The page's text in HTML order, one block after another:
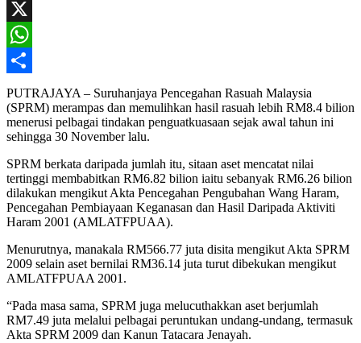
Facebook
X
WhatsApp
Share
PUTRAJAYA – Suruhanjaya Pencegahan Rasuah Malaysia
(SPRM) merampas dan memulihkan hasil rasuah lebih RM8.4 bilion
menerusi pelbagai tindakan penguatkuasaan sejak awal tahun ini
sehingga 30 November lalu.
SPRM berkata daripada jumlah itu, sitaan aset mencatat nilai
tertinggi membabitkan RM6.82 bilion iaitu sebanyak RM6.26 bilion
dilakukan mengikut Akta Pencegahan Pengubahan Wang Haram,
Pencegahan Pembiayaan Keganasan dan Hasil Daripada Aktiviti
Haram 2001 (AMLATFPUAA).
Menurutnya, manakala RM566.77 juta disita mengikut Akta SPRM
2009 selain aset bernilai RM36.14 juta turut dibekukan mengikut
AMLATFPUAA 2001.
“Pada masa sama, SPRM juga melucuthakkan aset berjumlah
RM7.49 juta melalui pelbagai peruntukan undang-undang, termasuk
Akta SPRM 2009 dan Kanun Tatacara Jenayah.